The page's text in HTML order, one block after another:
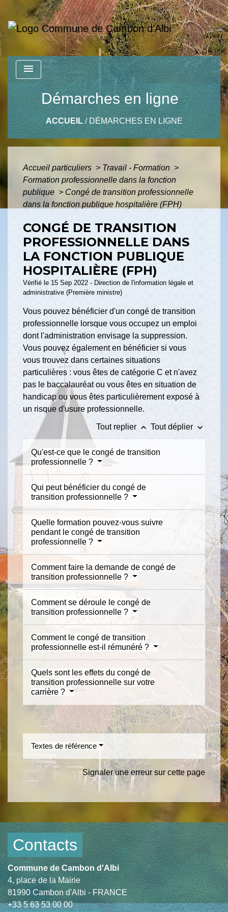
menu
Démarches en ligne
ACCUEIL/ DÉMARCHES EN LIGNE
Accueil particuliers > Travail - Formation >
Formation professionnelle dans la fonction
publique > Congé de transition professionnelle
dans la fonction publique hospitalière (FPH)
CONGÉ DE TRANSITION
PROFESSIONNELLE DANS
LA FONCTION PUBLIQUE
HOSPITALIÈRE (FPH)
Vérifié le 15 Sep 2022 - Direction de l'information légale et
administrative (Première ministre)
Vous pouvez bénéficier d'un congé de transition
professionnelle lorsque vous occupez un emploi
dont l'administration envisage la suppression.
Vous pouvez également en bénéficier si vous
vous trouvez dans certaines situations
particulières : vous êtes de catégorie C et n'avez
pas le baccalauréat ou vous êtes en situation de
handicap ou vous êtes particulièrement exposé à
un risque d'usure professionnelle.
Tout replier keyboard_arrow_up Tout déplier keyboard_arrow_down
Qu'est-ce que le congé de transition
professionnelle ?
Qui peut bénéficier du congé de
transition professionnelle ?
Quelle formation pouvez-vous suivre
pendant le congé de transition
professionnelle ?
Comment faire la demande de congé de
transition professionnelle ?
Comment se déroule le congé de
transition professionnelle ?
Comment le congé de transition
professionnelle est-il rémunéré ?
Quels sont les effets du congé de
transition professionnelle sur votre
carrière ?
Textes de référence
Signaler une erreur sur cette page
Contacts
Commune de Cambon d'Albi
4, place de la Mairie
81990 Cambon d'Albi - FRANCE
+33 5 63 53 00 00